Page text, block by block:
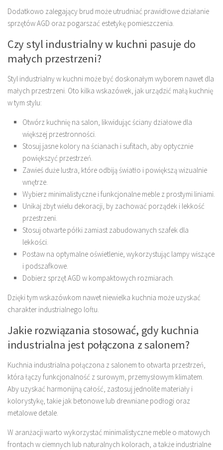
Dodatkowo zalegający brud może utrudniać prawidłowe działanie
sprzętów AGD oraz pogarszać estetykę pomieszczenia.
Czy styl industrialny w kuchni pasuje do
małych przestrzeni?
Styl industrialny w kuchni może być doskonałym wyborem nawet dla
małych przestrzeni. Oto kilka wskazówek, jak urządzić małą kuchnię
w tym stylu:
Otwórz kuchnię na salon, likwidując ściany działowe dla
większej przestronności.
Stosuj jasne kolory na ścianach i sufitach, aby optycznie
powiększyć przestrzeń.
Zawieś duże lustra, które odbiją światło i powiększą wizualnie
wnętrze.
Wybierz minimalistyczne i funkcjonalne meble z prostymi liniami.
Unikaj zbyt wielu dekoracji, by zachować porządek i lekkość
przestrzeni.
Stosuj otwarte półki zamiast zabudowanych szafek dla
lekkości.
Postaw na optymalne oświetlenie, wykorzystując lampy wiszące
i podszafkowe.
Dobierz sprzęt AGD w kompaktowych rozmiarach.
Dzięki tym wskazówkom nawet niewielka kuchnia może uzyskać
charakter industrialnego loftu.
Jakie rozwiązania stosować, gdy kuchnia
industrialna jest połączona z salonem?
Kuchnia industrialna połączona z salonem to otwarta przestrzeń,
która łączy funkcjonalność z surowym, przemysłowym klimatem.
Aby uzyskać harmonijną całość, zastosuj jednolite materiały i
kolorystykę, takie jak betonowe lub drewniane podłogi oraz
metalowe detale.
W aranżacji warto wykorzystać minimalistyczne meble o matowych
frontach w ciemnych lub naturalnych kolorach, a także industrialne